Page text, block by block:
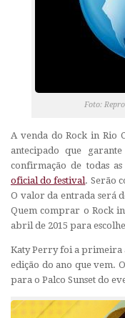
Foto:
A venda do Rock in Rio
antecipado que
confirmação de todas
oficial do festival . Serão
O valor da entrada será
Quem comprar o Rock
abril de 2015 para
Katy Perry foi a primeira
edição do ano que vem.
para o Palco Sunset do